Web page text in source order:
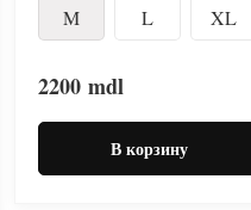
M L XL
2200 mdl
В корзину